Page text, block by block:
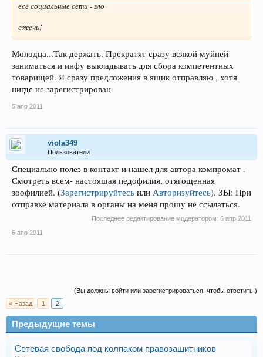
все социальные сети - зло
сжечь!
Молодца...Так держать. Прекратят сразу всякой муйней
заниматься и инфу выкладывать для сбора компетентных
товарищей. Я сразу предложения в ящик отправляю , хотя
нигде не зарегистрирован.
5 апр 2011
viola349
Пользователи
Специально полез в контакт и нашел для автора компромат .
Смотреть всем- настоящая педофилия, отягощенная
зоофилией. (Зарегистрируйтесь или Авторизуйтесь). ЗЫ: При
отправке материала в органы на меня прошу не ссылаться.
Последнее редактирование модератором: 6 апр 2011
6 апр 2011
(Вы должны войти или зарегистрироваться, чтобы ответить.)
< Назад
1 2
Предыдущие темы
Сетевая свобода под колпаком правозащитников